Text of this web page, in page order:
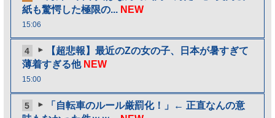
紙も驚愕した極限の... NEW
15:06
4
【超悲報】最近のZの女の子、日本が暑すぎて
薄着すぎる他 NEW
15:00
5
「自転車のルール厳罰化！」← 正直なんの意